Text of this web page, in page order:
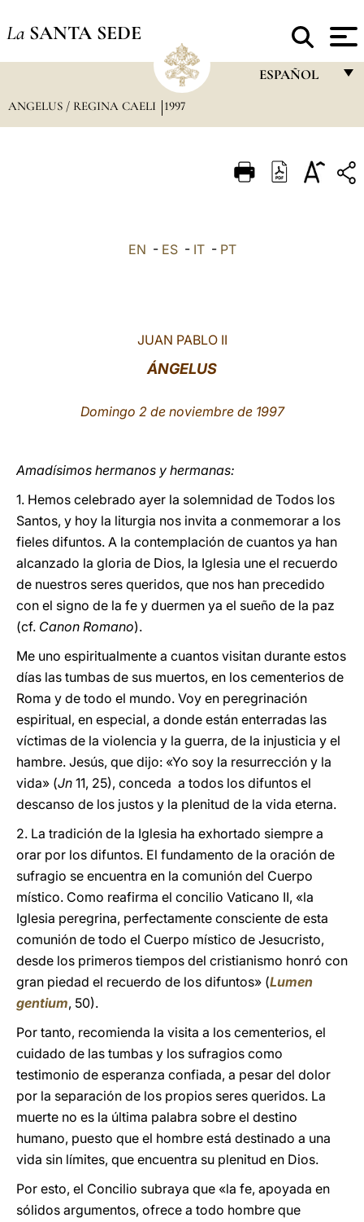
La SANTA SEDE
ESPAÑOL
ITALIANO
ANGELUS / REGINA CAELI 1997
EN - ES- IT- PT
JUAN PABLO II
ÁNGELUS
Domingo 2 de noviembre de 1997
Amadísimos hermanos y hermanas:
1. Hemos celebrado ayer la solemnidad de Todos los
Santos, y hoy la liturgia nos invita a conmemorar a los
fieles difuntos. A la contemplación de cuantos ya han
alcanzado la gloria de Dios, la Iglesia une el recuerdo
de nuestros seres queridos, que nos han precedido
con el signo de la fe y duermen ya el sueño de la paz
(cf. Canon Romano).
Me uno espiritualmente a cuantos visitan durante estos
días las tumbas de sus muertos, en los cementerios de
Roma y de todo el mundo. Voy en peregrinación
espiritual, en especial, a donde están enterradas las
víctimas de la violencia y la guerra, de la injusticia y el
hambre. Jesús, que dijo: «Yo soy la resurrección y la
vida» (Jn 11, 25), conceda a todos los difuntos el
descanso de los justos y la plenitud de la vida eterna.
2. La tradición de la Iglesia ha exhortado siempre a
orar por los difuntos. El fundamento de la oración de
sufragio se encuentra en la comunión del Cuerpo
místico. Como reafirma el concilio Vaticano II, «la
Iglesia peregrina, perfectamente consciente de esta
comunión de todo el Cuerpo místico de Jesucristo,
desde los primeros tiempos del cristianismo honró con
gran piedad el recuerdo de los difuntos» (Lumen
gentium, 50).
Por tanto, recomienda la visita a los cementerios, el
cuidado de las tumbas y los sufragios como
testimonio de esperanza confiada, a pesar del dolor
por la separación de los propios seres queridos. La
muerte no es la última palabra sobre el destino
humano, puesto que el hombre está destinado a una
vida sin límites, que encuentra su plenitud en Dios.
Por esto, el Concilio subraya que «la fe, apoyada en
sólidos argumentos, ofrece a todo hombre que